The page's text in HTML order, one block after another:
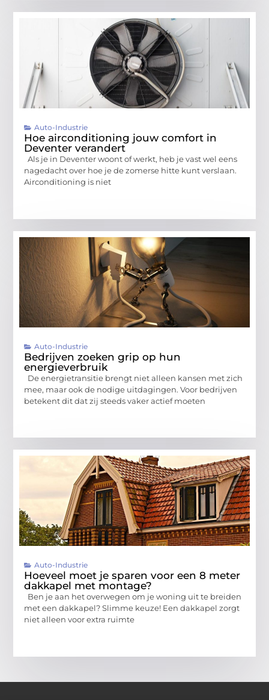
Auto-Industrie
Hoe airconditioning jouw comfort in
Deventer verandert
Als je in Deventer woont of werkt, heb je vast wel eens
nagedacht over hoe je de zomerse hitte kunt verslaan.
Airconditioning is niet
Auto-Industrie
Bedrijven zoeken grip op hun
energieverbruik
De energietransitie brengt niet alleen kansen met zich
mee, maar ook de nodige uitdagingen. Voor bedrijven
betekent dit dat zij steeds vaker actief moeten
Auto-Industrie
Hoeveel moet je sparen voor een 8 meter
dakkapel met montage?
Ben je aan het overwegen om je woning uit te breiden
met een dakkapel? Slimme keuze! Een dakkapel zorgt
niet alleen voor extra ruimte